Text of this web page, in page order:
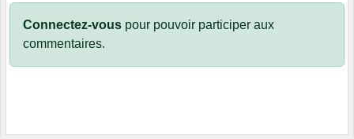
Connectez-vous pour pouvoir participer aux
commentaires.